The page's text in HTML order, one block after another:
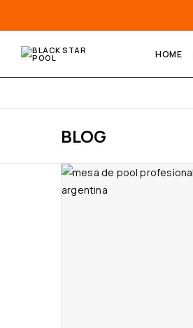
HOME
BLOG